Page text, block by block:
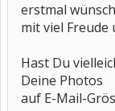
erstmal
mit viel Freude
Hast Du
Deine Photos
auf E-Mail-